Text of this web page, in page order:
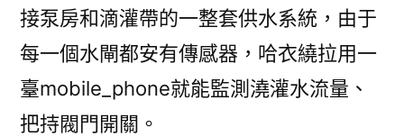
接泵房和滴灌帶的一整套供水系統，由于
每一個水閘都安有傳感器，哈衣繞拉用一
臺mobile_phone就能監測澆灌水流量、
把持閥門開關。